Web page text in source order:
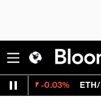
ETH/USD 1,921.00